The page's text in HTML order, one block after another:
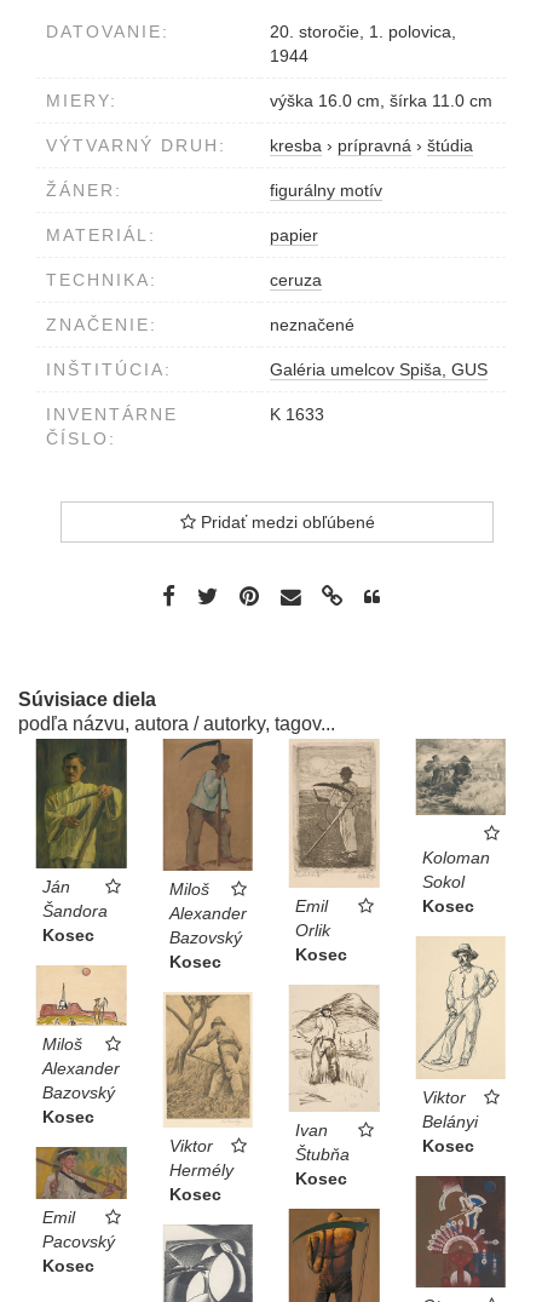
DATOVANIE:
20. storočie, 1. polovica,
1944
MIERY: výška 16.0 cm, šírka 11.0 cm
VÝTVARNÝ DRUH: kresba › prípravná › štúdia
ŽÁNER: figurálny motív
MATERIÁL: papier
TECHNIKA: ceruza
ZNAČENIE: neznačené
INŠTITÚCIA: Galéria umelcov Spiša, GUS
INVENTÁRNE
ČÍSLO:
K 1633
Pridať medzi obľúbené
Súvisiace diela
podľa názvu, autora / autorky, tagov...
Ján
Šandora
Kosec
Miloš
Alexander
Bazovský
Kosec
Emil
Orlik
Kosec
Koloman
Sokol
Kosec
Viktor
Belányi
Kosec
Miloš
Alexander
Bazovský
Kosec
Ivan
Štubňa
Kosec
Viktor
Hermély
Kosec
Emil
Pacovský
Kosec